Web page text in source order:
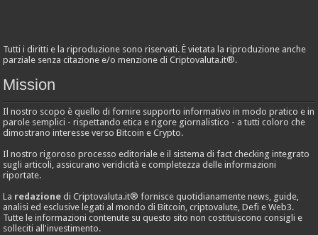
Tutti i diritti e la riproduzione sono riservati. È vietata la riproduzione anche
parziale senza citazione e/o menzione di Criptovaluta.it®.
Mission
Il nostro scopo è quello di fornire supporto informativo in modo pratico e in
parole semplici - rispettando etica e rigore giornalistico - a tutti coloro che
dimostrano interesse verso Bitcoin e Crypto.
Il nostro rigoroso processo editoriale e il sistema di fact checking integrato
sugli articoli, assicurano veridicità e completezza delle informazioni
riportate.
La redazione di Criptovaluta.it® fornisce quotidianamente news, guide,
analisi ed esclusive legati al mondo di Bitcoin, criptovalute, Defi e Web3.
Tutte le informazioni contenute su questo sito non costituiscono consigli e
solleciti all'investimento.